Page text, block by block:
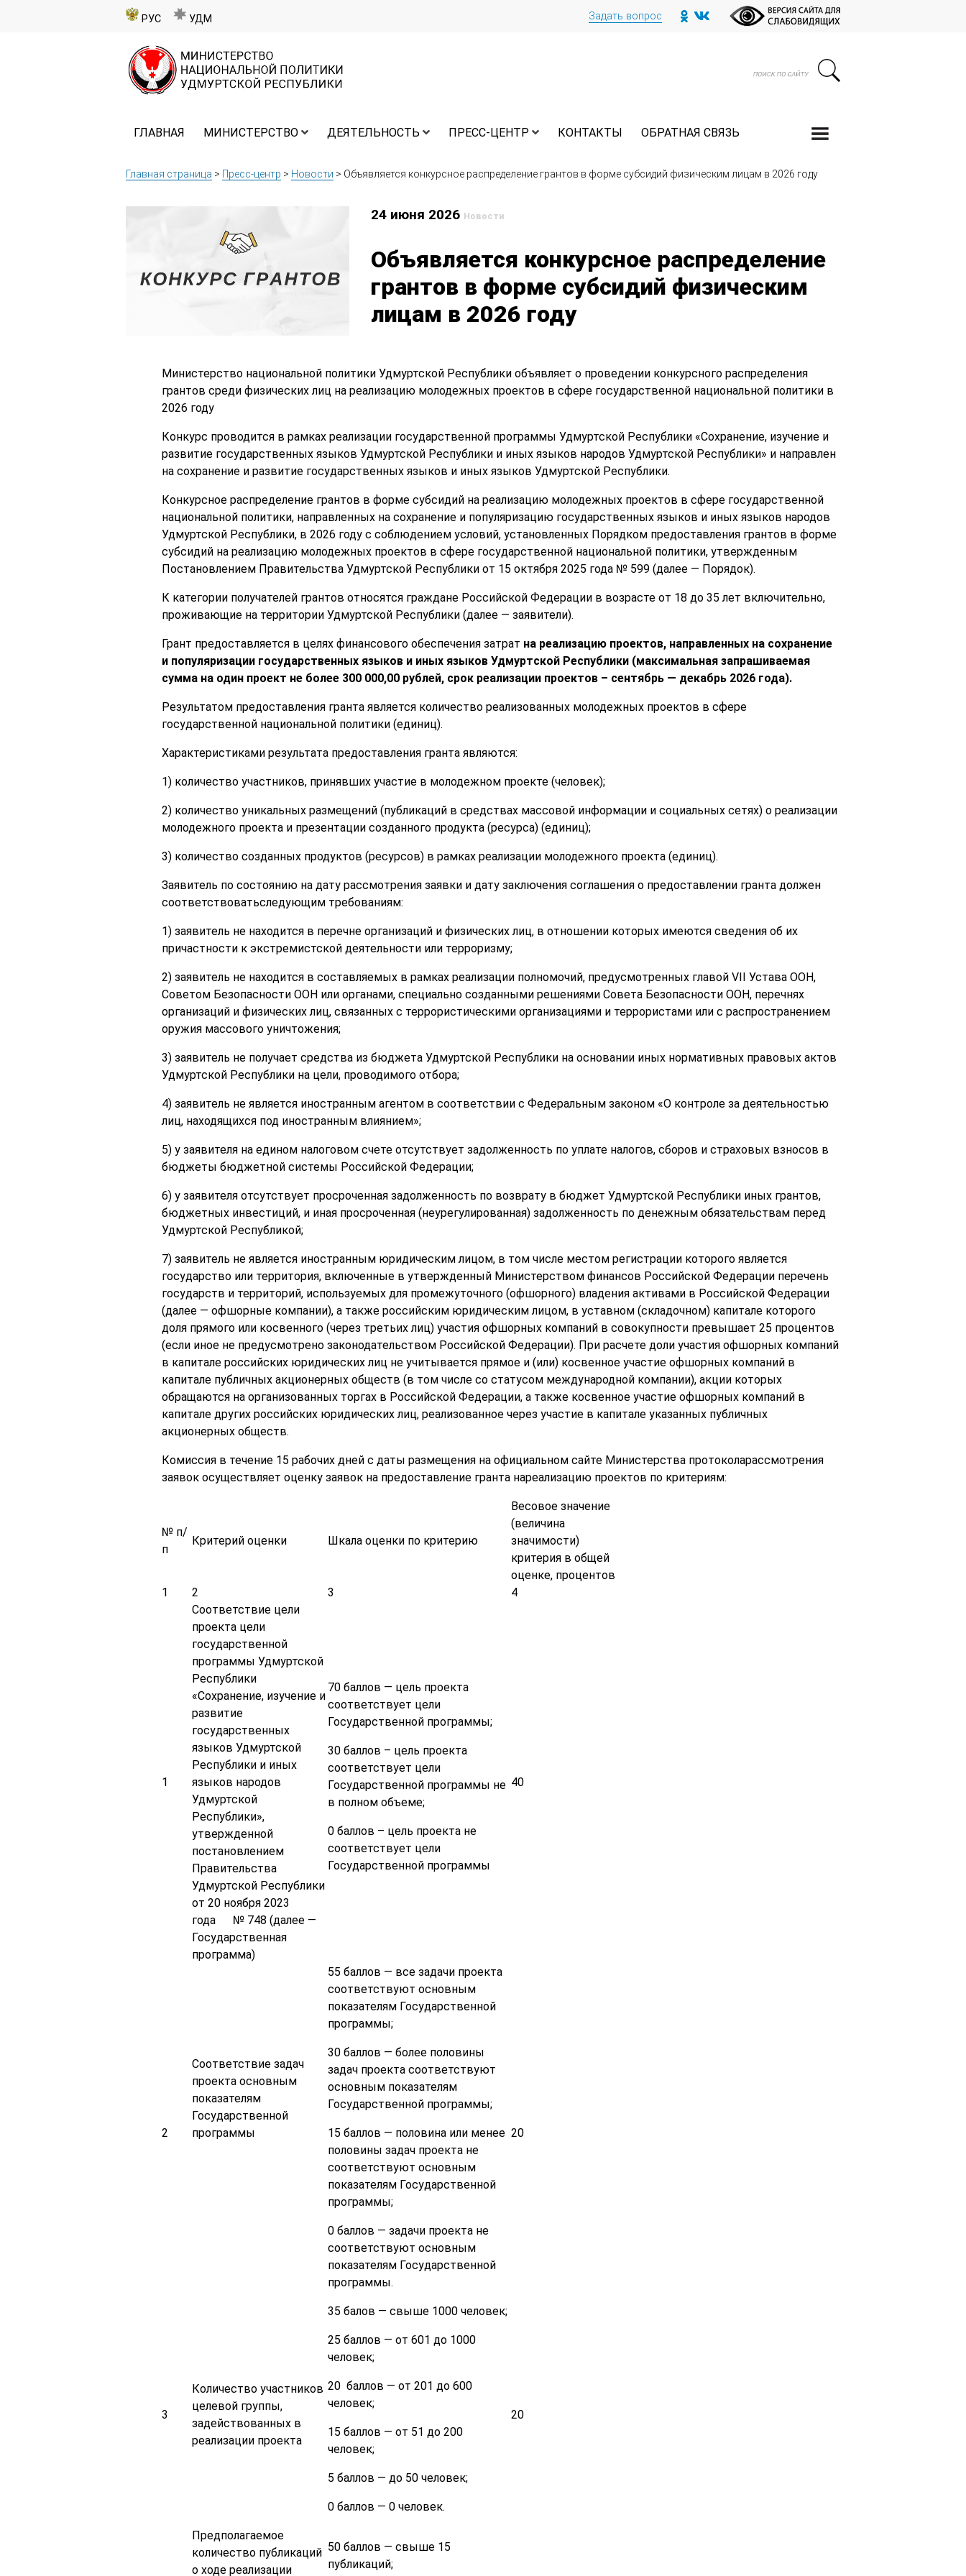
РУС УДМ Задать вопрос
ГЛАВНАЯ МИНИСТЕРСТВО ДЕЯТЕЛЬНОСТЬ ПРЕСС-ЦЕНТР КОНТАКТЫ ОБРАТНАЯ СВЯЗЬ
Главная страница > Пресс-центр > Новости > Объявляется конкурсное распределение грантов в форме субсидий физическим лицам в 2026 году
24 июня 2026 Новости
Объявляется конкурсное распределение
грантов в форме субсидий физическим
лицам в 2026 году
Министерство национальной политики Удмуртской Республики объявляет о проведении конкурсного распределения
грантов среди физических лиц на реализацию молодежных проектов в сфере государственной национальной политики в
2026 году
Конкурс проводится в рамках реализации государственной программы Удмуртской Республики «Сохранение, изучение и
развитие государственных языков Удмуртской Республики и иных языков народов Удмуртской Республики» и направлен
на сохранение и развитие государственных языков и иных языков Удмуртской Республики.
Конкурсное распределение грантов в форме субсидий на реализацию молодежных проектов в сфере государственной
национальной политики, направленных на сохранение и популяризацию государственных языков и иных языков народов
Удмуртской Республики, в 2026 году с соблюдением условий, установленных Порядком предоставления грантов в форме
субсидий на реализацию молодежных проектов в сфере государственной национальной политики, утвержденным
Постановлением Правительства Удмуртской Республики от 15 октября 2025 года № 599 (далее — Порядок).
К категории получателей грантов относятся граждане Российской Федерации в возрасте от 18 до 35 лет включительно,
проживающие на территории Удмуртской Республики (далее — заявители).
Грант предоставляется в целях финансового обеспечения затрат на реализацию проектов, направленных на сохранение
и популяризации государственных языков и иных языков Удмуртской Республики(максимальная запрашиваемая
сумма на один проект не более 300 000,00 рублей, срок реализации проектов – сентябрь — декабрь 2026года).
Результатом предоставления гранта является количество реализованных молодежных проектов в сфере
государственной национальной политики (единиц).
Характеристиками результата предоставления гранта являются:
1) количество участников, принявших участие в молодежном проекте (человек);
2) количество уникальных размещений (публикаций в средствах массовой информации и социальных сетях) о реализации
молодежного проекта и презентации созданного продукта (ресурса) (единиц);
3) количество созданных продуктов (ресурсов) в рамках реализации молодежного проекта (единиц).
Заявитель по состоянию на дату рассмотрения заявки и дату заключения соглашения о предоставлении гранта должен
соответствоватьследующим требованиям:
1) заявитель не находится в перечне организаций и физических лиц, в отношении которых имеются сведения об их
причастности к экстремистской деятельности или терроризму;
2) заявитель не находится в составляемых в рамках реализации полномочий, предусмотренных главой VII Устава ООН,
Советом Безопасности ООН или органами, специально созданными решениями Совета Безопасности ООН, перечнях
организаций и физических лиц, связанных с террористическими организациями и террористами или с распространением
оружия массового уничтожения;
3) заявитель не получает средства из бюджета Удмуртской Республики на основании иных нормативных правовых актов
Удмуртской Республики на цели, проводимого отбора;
4) заявитель не является иностранным агентом в соответствии с Федеральным законом «О контроле за деятельностью
лиц, находящихся под иностранным влиянием»;
5) у заявителя на едином налоговом счете отсутствует задолженность по уплате налогов, сборов и страховых взносов в
бюджеты бюджетной системы Российской Федерации;
6) у заявителя отсутствует просроченная задолженность по возврату в бюджет Удмуртской Республики иных грантов,
бюджетных инвестиций, и иная просроченная (неурегулированная) задолженность по денежным обязательствам перед
Удмуртской Республикой;
7) заявитель не является иностранным юридическим лицом, в том числе местом регистрации которого является
государство или территория, включенные в утвержденный Министерством финансов Российской Федерации перечень
государств и территорий, используемых для промежуточного (офшорного) владения активами в Российской Федерации
(далее — офшорные компании), а также российским юридическим лицом, в уставном (складочном) капитале которого
доля прямого или косвенного (через третьих лиц) участия офшорных компаний в совокупности превышает 25 процентов
(если иное не предусмотрено законодательством Российской Федерации). При расчете доли участия офшорных компаний
в капитале российских юридических лиц не учитывается прямое и (или) косвенное участие офшорных компаний в
капитале публичных акционерных обществ (в том числе со статусом международной компании), акции которых
обращаются на организованных торгах в Российской Федерации, а также косвенное участие офшорных компаний в
капитале других российских юридических лиц, реализованное через участие в капитале указанных публичных
акционерных обществ.
Комиссия в течение 15 рабочих дней с даты размещения на официальном сайте Министерства протоколарассмотрения
заявок осуществляет оценку заявок на предоставление гранта нареализацию проектов по критериям:
№ п/
п
Критерий оценки Шкала оценки по критерию
Весовое значение
(величина
значимости)
критерия в общей
оценке, процентов
1
2 3 4
1
Соответствие цели
проекта цели
государственной
программы Удмуртской
Республики
«Сохранение, изучение и
развитие
государственных
языков Удмуртской
Республики и иных
языков народов
Удмуртской
Республики»,
утвержденной
постановлением
Правительства
Удмуртской Республики
от 20 ноября 2023
года № 748 (далее —
Государственная
программа)
70 баллов — цель проекта
соответствует цели
Государственной программы;
30 баллов – цель проекта
соответствует цели
Государственной программы не
в полном объеме;
0 баллов – цель проекта не
соответствует цели
Государственной программы
40
2
Соответствие задач
проекта основным
показателям
Государственной
программы
55 баллов — все задачи проекта
соответствуют основным
показателям Государственной
программы;
30 баллов — более половины
задач проекта соответствуют
основным показателям
Государственной программы;
15 баллов — половина или менее
половины задач проекта не
соответствуют основным
показателям Государственной
программы;
0 баллов — задачи проекта не
соответствуют основным
показателям Государственной
программы.
20
3
Количество участников
целевой группы,
задействованных в
реализации проекта
35 балов — свыше 1000 человек;
25 баллов — от 601 до 1000
человек;
20 баллов — от 201 до 600
человек;
15 баллов — от 51 до 200
человек;
5 баллов — до 50 человек;
0 баллов — 0 человек.
20
Предполагаемое
количество публикаций
о ходе реализации
50 баллов — свыше 15
публикаций;